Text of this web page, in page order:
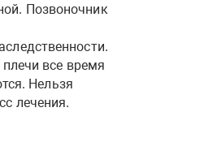
Позвоночник
все время
Нельзя
лечения.